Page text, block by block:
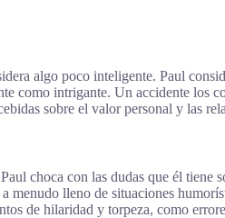
algo poco inteligente. Paul
como intrigante. Un accidente los
sobre el valor personal y las
choca con las dudas que él tiene
menudo lleno de situaciones
de hilaridad y torpeza, como